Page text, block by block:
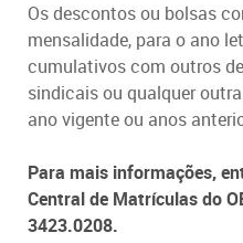
Os descontos ou bolsas
mensalidade, para o ano
cumulativos com outros
sindicais ou qualquer
ano vigente ou anos
Para mais informações,
Central de Matrículas do
3423.0208.